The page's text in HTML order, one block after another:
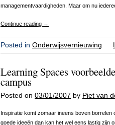
managementvaardigheden. Maar om nu
Continue reading →
Posted in Onderwijsvernieuwing
Learning Spaces
campus
Posted on 03/01/2007 by Piet van
Inspiratie komt zomaar ineens boven
goede ideeën dan kan het wel eens lastig zijn